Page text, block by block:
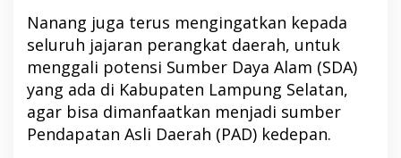
Nanang juga terus mengingatkan kepada
seluruh jajaran perangkat daerah, untuk
menggali potensi Sumber Daya Alam (SDA)
yang ada di Kabupaten Lampung Selatan,
agar bisa dimanfaatkan menjadi sumber
Pendapatan Asli Daerah (PAD) kedepan.